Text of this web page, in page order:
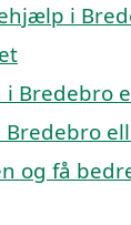
i
Bredebro
og få